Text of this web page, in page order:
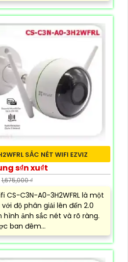
SẮC NÉT WIFI EZVIZ
s₫n xu₫t
1,675,000 ₫
CS-C3N-A0-3H2WFRL là một
độ phân giải lên đến 2.0
ảnh sắc nét và rõ ràng.
ban đêm...